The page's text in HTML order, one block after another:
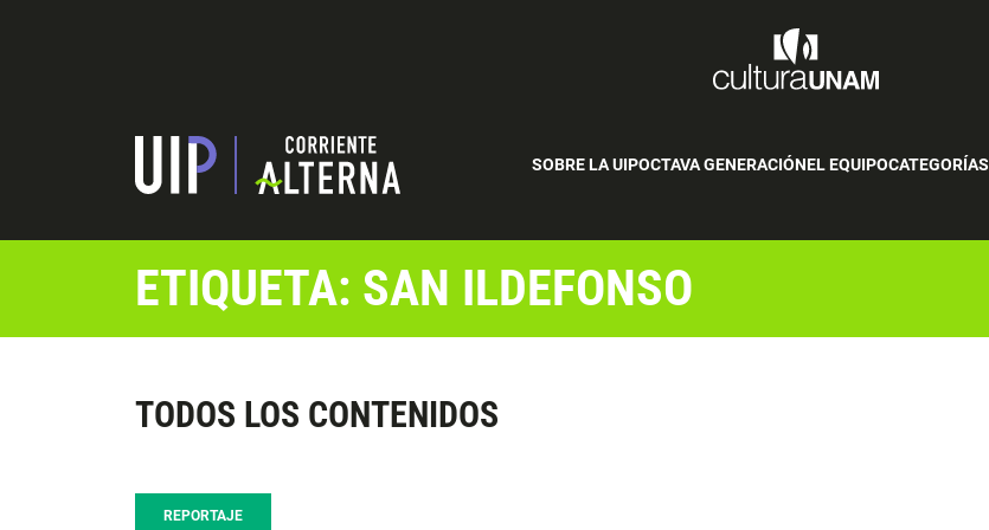
SOBRE LA UIPOCTAVA GENERACIÓNEL EQUIPOCATEGORÍAS
ETIQUETA: SAN ILDEFONSO
TODOS LOS CONTENIDOS
REPORTAJE